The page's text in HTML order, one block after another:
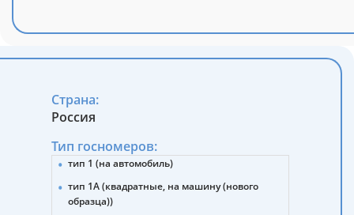
Страна:
Россия
Тип госномеров:
тип 1 (на автомобиль)
тип 1А (квадратные, на машину (нового
образца))